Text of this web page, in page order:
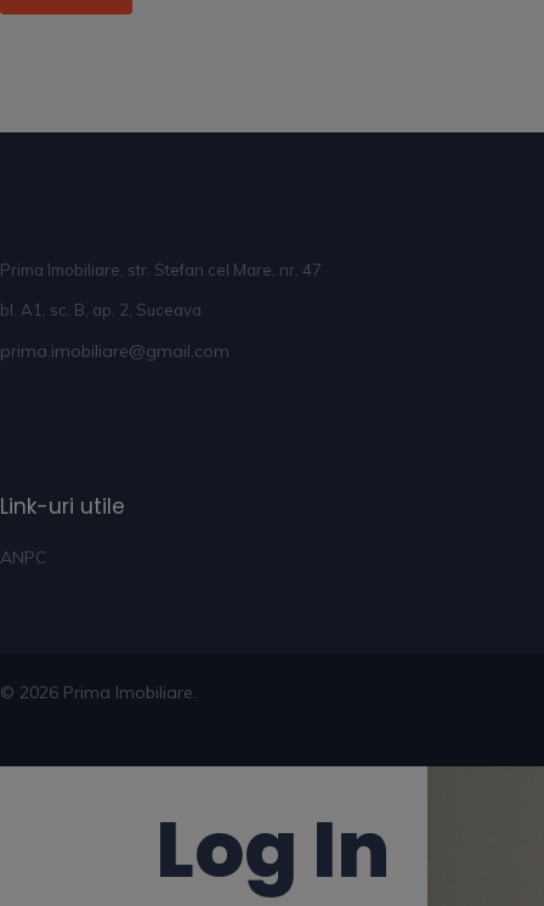
Prima Imobiliare, str. Stefan cel Mare, nr. 47
bl. A1, sc. B, ap. 2, Suceava
prima.imobiliare@gmail.com
Link-uri utile
ANPC
© 2026 Prima Imobiliare.
Log In